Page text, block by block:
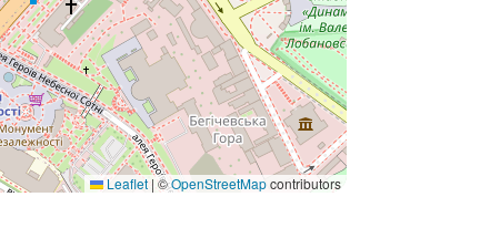
Leaflet |©OpenStreetMapcontributors